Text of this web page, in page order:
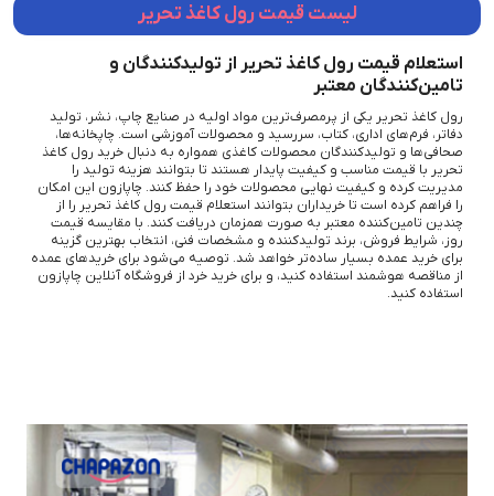
لیست قیمت رول کاغذ تحریر
استعلام قیمت رول کاغذ تحریر از تولیدکنندگان و
تامین‌کنندگان معتبر
رول کاغذ تحریر یکی از پرمصرف‌ترین مواد اولیه در صنایع چاپ، نشر، تولید
دفاتر، فرم‌های اداری، کتاب، سررسید و محصولات آموزشی است. چاپخانه‌ها،
صحافی‌ها و تولیدکنندگان محصولات کاغذی همواره به دنبال خرید رول کاغذ
تحریر با قیمت مناسب و کیفیت پایدار هستند تا بتوانند هزینه تولید را
مدیریت کرده و کیفیت نهایی محصولات خود را حفظ کنند. چاپازون این امکان
را فراهم کرده است تا خریداران بتوانند استعلام قیمت رول کاغذ تحریر را از
چندین تامین‌کننده معتبر به صورت همزمان دریافت کنند. با مقایسه قیمت
روز، شرایط فروش، برند تولیدکننده و مشخصات فنی، انتخاب بهترین گزینه
برای خرید عمده بسیار ساده‌تر خواهد شد. توصیه می‌شود برای خریدهای عمده
از مناقصه هوشمند استفاده کنید، و برای خرید خرد از فروشگاه آنلاین چاپازون
استفاده کنید.